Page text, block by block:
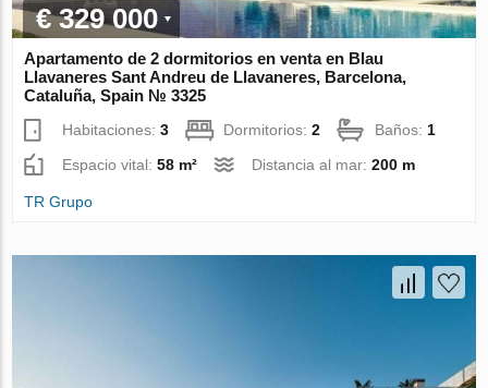
€ 329 000
Apartamento de 2 dormitorios en venta en Blau
Llavaneres Sant Andreu de Llavaneres, Barcelona,
Cataluña, Spain № 3325
Habitaciones:3 Dormitorios:2 Baños: 1
Espacio vital:58 m² Distancia al mar:200 m
TR Grupo